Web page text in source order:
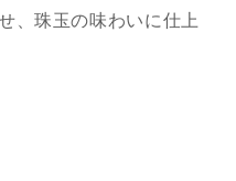
、珠玉の味わいに仕上